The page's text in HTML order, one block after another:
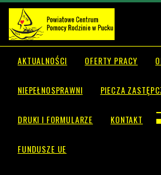
AKTUALNOŚCI OFERTY PRACY
NIEPEŁNOSPRAWNI PIECZA
DRUKI I FORMULARZE KONTAKT
FUNDUSZE UE